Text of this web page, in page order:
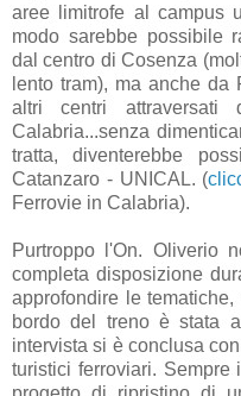
aree limitrofe al campus
modo sarebbe possibile
dal centro di Cosenza
lento tram), ma anche
altri centri
Calabria...senza
tratta, diventerebbe
Catanzaro - UNICAL. (
Ferrovie in Calabria).
Purtroppo l'On. Oliverio
completa disposizione
approfondire le
bordo del treno è stata
intervista si è conclusa
turistici ferroviari. Sempre